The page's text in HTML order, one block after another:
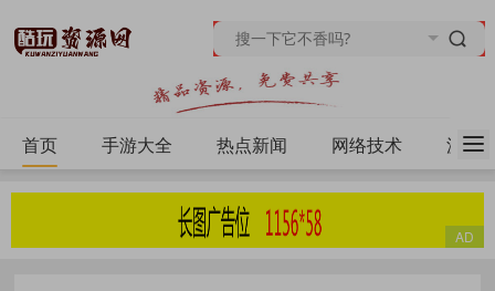
首页 手游大全 热点新闻 网络技术 源码